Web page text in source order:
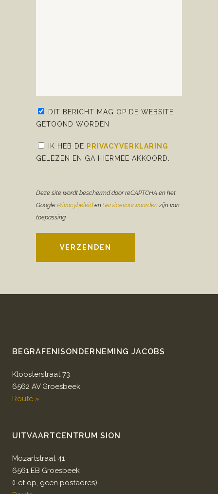
DIT BERICHT MAG OP DE WEBSITE
GETOOND WORDEN
IK HEB DE PRIVACYVERKLARING
GELEZEN EN GA HIERMEE AKKOORD.
Deze site wordt beschermd door reCAPTCHA en het
Google Privacybeleiden Servicevoorwaardenzijn van
toepassing.
VERZENDEN
BEGRAFENISONDERNEMING JACOBS
Kloosterstraat 73
6562 AV Groesbeek
Route »
UITVAARTCENTRUM SION
Mozartstraat 41
6561 EB Groesbeek
(Let op, geen postadres)